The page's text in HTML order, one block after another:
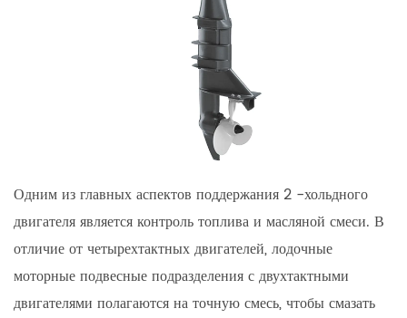
Одним из главных аспектов поддержания 2 -хольдного
двигателя является контроль топлива и масляной смеси. В
отличие от четырехтактных двигателей, лодочные
моторные подвесные подразделения с двухтактными
двигателями полагаются на точную смесь, чтобы смазать